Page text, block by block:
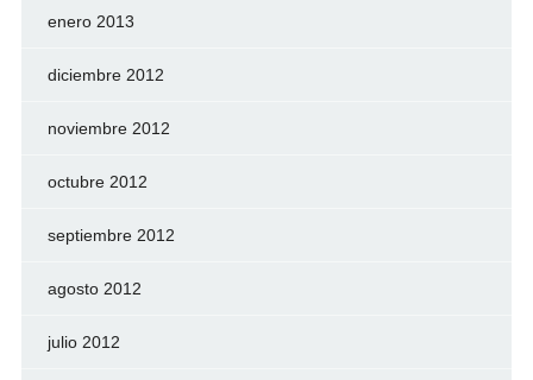
enero 2013
diciembre 2012
noviembre 2012
octubre 2012
septiembre 2012
agosto 2012
julio 2012